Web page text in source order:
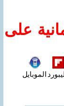
على
الموبايل